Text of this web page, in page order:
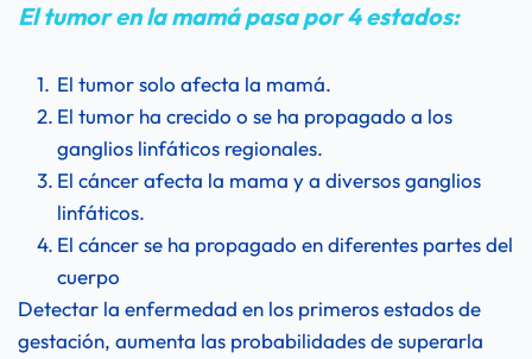
El tumor en la mamá pasa por 4 estados:
El tumor solo afecta la mamá.
El tumor ha crecido o se ha propagado a los
ganglios linfáticos regionales.
El cáncer afecta la mama y a diversos ganglios
linfáticos.
El cáncer se ha propagado en diferentes partes del
cuerpo
Detectar la enfermedad en los primeros estados de
gestación, aumenta las probabilidades de superarla